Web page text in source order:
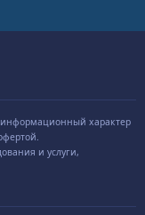
информационный характер
и услуги,